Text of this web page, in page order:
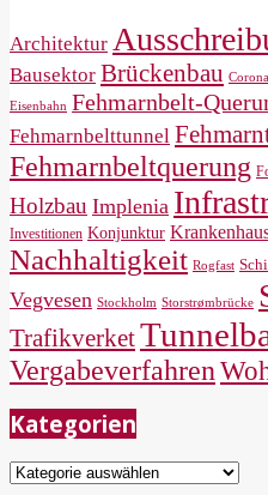
Architektur
Bausektor Brückenbau Corona
Eisenbahn Fehmarnbelt-
Fehmarnbelttunnel
Fehmarnbeltquerung
Holzbau Implenia
Investitionen Konjunktur
Nachhaltigkeit Rogfast
Vegvesen Stockholm Storstrømbrücke
Trafikverket
Vergabeverfahren
Kategorien
Kategorien